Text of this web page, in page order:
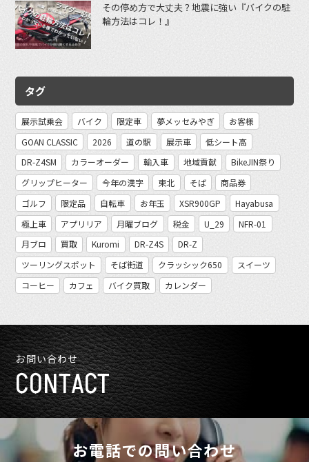
その停め方で大丈夫？地震に強い『バイクの駐
輪方法はコレ！』
タグ
展示試乗会 バイク 限定車 夢メッセみやぎ
お客様
GOAN CLASSIC
2026 道の駅 展示車
低シート高
DR-Z4SM
カラーオーダー 輸入車 地域貢献
BikeJIN祭り
グリップヒーター
今年の漢字 東北 そば
商品券
ゴルフ
限定品 自転車 お年玉 XSR900GP
Hayabusa
極上車
アプリリア 月曜ブログ 税金 U_29
NFR-01
月ブロ
買取 Kuromi DR-Z4S
DR-Z
ツーリングスポット
そば街道 クラッシック650
スイーツ
コーヒー
カフェ バイク買取 カレンダー
お問い合わせ
CONTACT
お電話での問い合わせ